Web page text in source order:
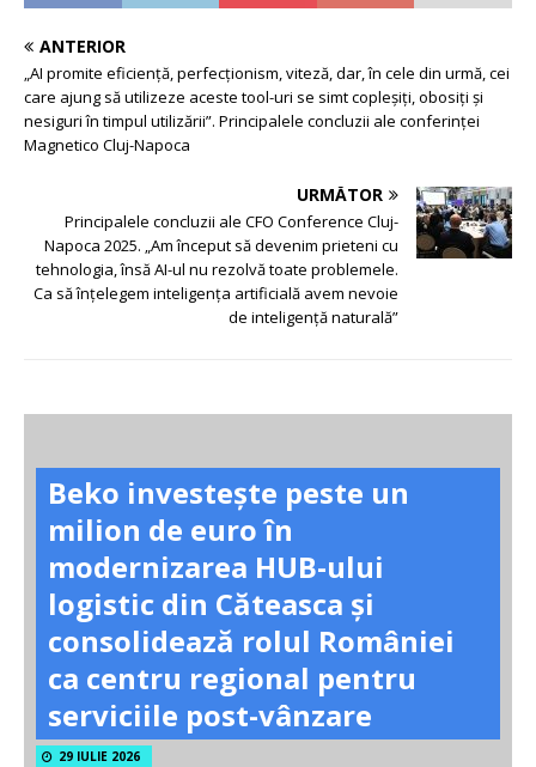
ANTERIOR
„AI promite eficiență, perfecționism, viteză, dar, în cele din urmă, cei
care ajung să utilizeze aceste tool-uri se simt copleșiți, obosiți și
nesiguri în timpul utilizării”. Principalele concluzii ale conferinței
Magnetico Cluj-Napoca
URMĂTOR
Principalele concluzii ale CFO Conference Cluj-
Napoca 2025. „Am început să devenim prieteni cu
tehnologia, însă AI-ul nu rezolvă toate problemele.
Ca să înțelegem inteligența artificială avem nevoie
de inteligență naturală”
Beko investește peste un
milion de euro în
modernizarea HUB-ului
logistic din Căteasca și
consolidează rolul României
ca centru regional pentru
serviciile post-vânzare
29 IULIE 2026